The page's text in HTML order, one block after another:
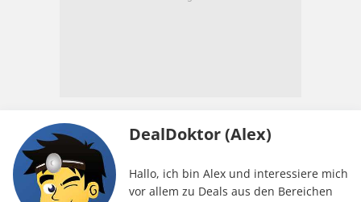
DealDoktor (Alex)
Hallo, ich bin Alex und interessiere mich
vor allem zu Deals aus den Bereichen